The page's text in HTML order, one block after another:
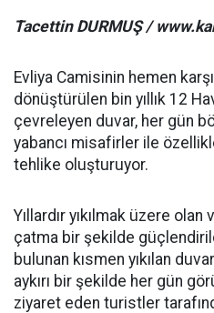
Tacettin DURMUŞ /
Evliya Camisinin hemen
dönüştürülen bin yıllık 12
çevreleyen duvar, her gün
yabancı misafirler ile
tehlike oluşturuyor.
Yıllardır yıkılmak üzere
çatma bir şekilde
bulunan kısmen yıkılan
aykırı bir şekilde her gün
ziyaret eden turistler